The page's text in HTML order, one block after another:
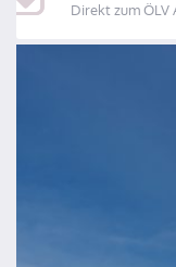
Direkt zum ÖLV